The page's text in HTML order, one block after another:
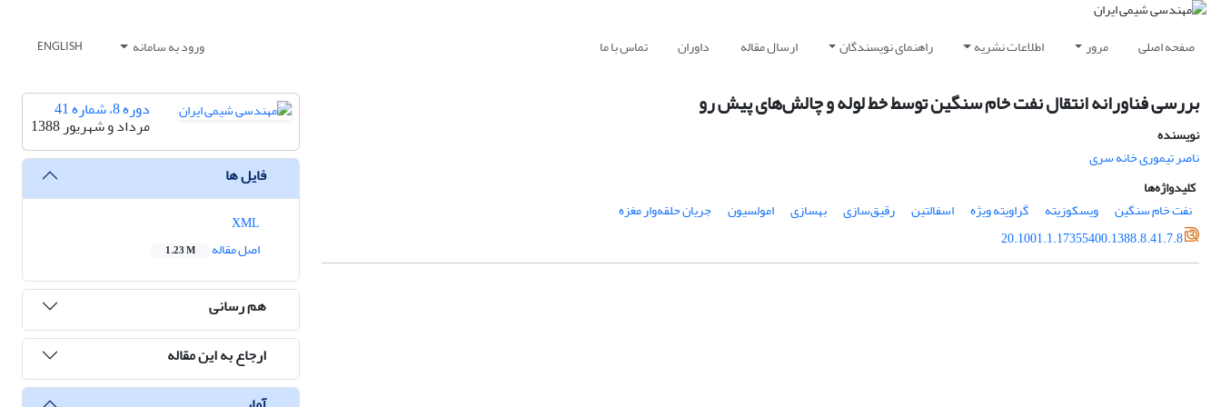
صفحه اصلی مرور اطلاعات نشریه راهنمای نویسندگان ارسال مقاله داوران تماس با ما ورود به سامانه ENGLISH
بررسی فناورانه انتقال نفت خام سنگین توسط خط لوله و چالش‌های پیش رو
نویسنده
ناصر تیموری خانه سری
کلیدواژه‌ها
نفت خام سنگین
ویسکوزیته گراویته ویژه اسفالتین رقیق‌سازی بهسازی امولسیون
جریان حلقه‌وار مغزه
20.1001.1.17355400.1388.8.41.7.8
دوره 8، شماره 41
مرداد و شهریور 1388
فایل ها
اصل مقاله
1.23 M
هم رسانی
ارجاع به این مقاله